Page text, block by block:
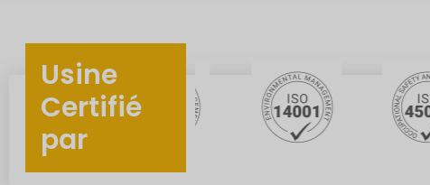
Usine
Certifié
par